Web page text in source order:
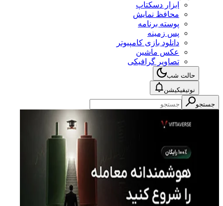
ابزار دسکتاپ
محافظ نمایش
پوسته برنامه
پس زمینه
دانلود بازی کامپیوتر
عکس ماشین
تصاویر گرافیکی
حالت شب
نوتیفیکیشن
جستجو